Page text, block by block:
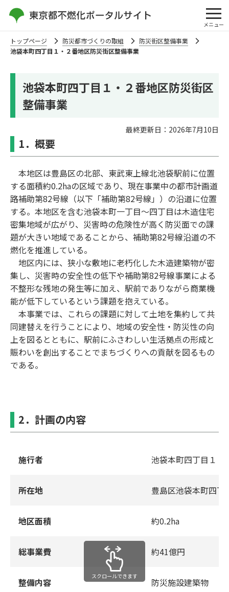
メニュー
トップページ 防災都市づくりの取組
防災街区整備事業
池袋本町四丁目１・２番地区防災街区整備事業
池袋本町四丁目１・２番地区防災街区
整備事業
最終更新日：2026年7月10日
1．概要
本地区は豊島区の北部、東武東上線北池袋駅前に位置
する面積約0.2haの区域であり、現在事業中の都市計画道
路補助第82号線（以下「補助第82号線」）の沿道に位置
する。本地区を含む池袋本町一丁目～四丁目は木造住宅
密集地域が広がり、災害時の危険性が高く防災面での課
題が大きい地域であることから、補助第82号線沿道の不
燃化を推進している。
地区内には、狭小な敷地に老朽化した木造建築物が密
集し、災害時の安全性の低下や補助第82号線事業による
不整形な残地の発生等に加え、駅前でありながら商業機
能が低下しているという課題を抱えている。
本事業では、これらの課題に対して土地を集約して共
同建替えを行うことにより、地域の安全性・防災性の向
上を図るとともに、駅前にふさわしい生活拠点の形成と
賑わいを創出することでまちづくりへの貢献を図るもの
である。
2．計画の内容
施行者 池袋本町四丁目１・
所在地 豊島区池袋本町四丁
地区面積 約0.2ha
総事業費 約41億円
整備内容
防災施設建築物
スクロールできます